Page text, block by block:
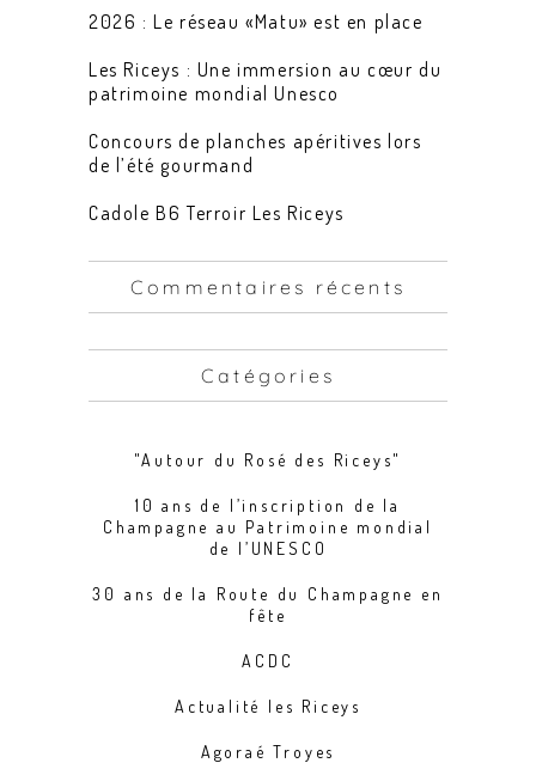
2026 : Le réseau «Matu» est en place
Les Riceys : Une immersion au cœur du
patrimoine mondial Unesco
Concours de planches apéritives lors
de l’été gourmand
Cadole B6 Terroir Les Riceys
Commentaires récents
Catégories
"Autour du Rosé des Riceys"
10 ans de l’inscription de la
Champagne au Patrimoine mondial
de l’UNESCO
30 ans de la Route du Champagne en
fête
ACDC
Actualité les Riceys
Agoraé Troyes